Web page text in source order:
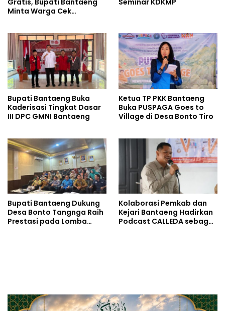
Minta Warga Cek
Bupati Bantaeng Buka
Kaderisasi Tingkat Dasar
III DPC GMNI Bantaeng
Ketua TP PKK Bantaeng
Buka PUSPAGA Goes to
Village di Desa Bonto Tiro
Bupati Bantaeng Dukung
Desa Bonto Tangnga Raih
Prestasi pada Lomba
Kolaborasi Pemkab dan
Kejari Bantaeng Hadirkan
Podcast CALLEDA sebagai